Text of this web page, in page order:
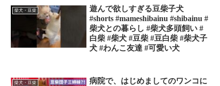
柴犬・豆柴
遊んで欲しすぎる豆柴子犬
#shorts #mameshibainu #shibainu #
柴犬との暮らし #柴犬多頭飼い #
白柴 #柴犬 #豆柴 #豆白柴 #柴犬子
犬 #わんこ友達 #可愛い犬
柴犬・豆柴
病院で、はじめましてのワンコに